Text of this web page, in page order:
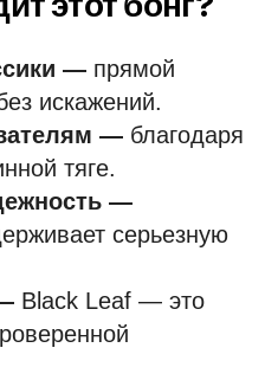
— прямой
искажений.
— благодаря
тяге.
—
серьезную
Black Leaf — это